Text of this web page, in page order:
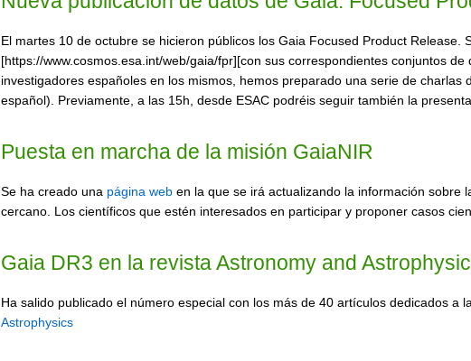
El martes 10 de octubre se hicieron públicos los Gaia Focused Product
[https://www.cosmos.esa.int/web/gaia/fpr][con sus correspondientes conjuntos
investigadores españoles en los mismos, hemos preparado una serie de
español). Previamente, a las 15h, desde ESAC podréis seguir también la
Puesta en marcha de la misión GaiaNIR
Se ha creado una página web en la que se irá actualizando la información sobre
cercano. Los científicos que estén interesados en participar y proponer casos
Gaia DR3 en la revista Astronomy and
Ha salido publicado el número especial con los más de 40 artículos dedicados a
Astrophysics